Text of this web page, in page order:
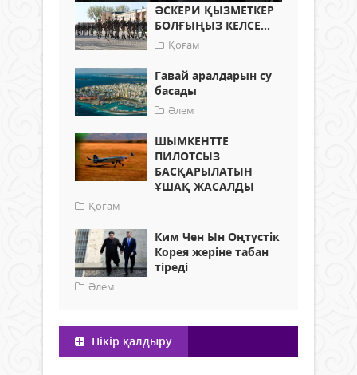
ӘСКЕРИ ҚЫЗМЕТКЕР
БОЛҒЫҢЫЗ КЕЛСЕ...
Қоғам
Гавай аралдарын су
басады
Әлем
ШЫМКЕНТТЕ
ПИЛОТСЫЗ
БАСҚАРЫЛАТЫН
ҰШАҚ ЖАСАЛДЫ
Қоғам
Ким Чен Ын Оңтүстік
Корея жеріне табан
тіреді
Әлем
Пікір қалдыру